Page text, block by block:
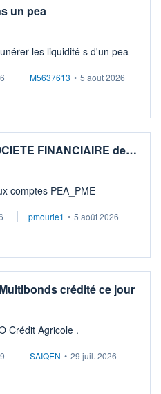
un pea
les liquidité s d'un pea
M5637613 • 5 août 2026
FINANCIAIRE de…
aux comptes PEA_PME
pmourie1 • 5 août 2026
crédité ce jour
Crédit Agricole .
SAIQEN • 29 juil. 2026